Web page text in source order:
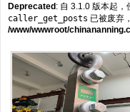
Deprecated: 自 3.1.0 版本起
caller_get_posts 已被废弃
/www/wwwroot/